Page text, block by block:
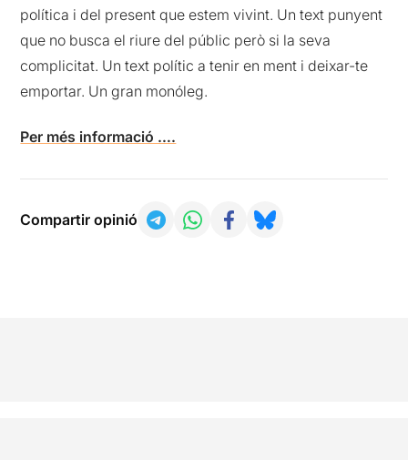
política i del present que estem vivint. Un text punyent
que no busca el riure del públic però si la seva
complicitat. Un text polític a tenir en ment i deixar-te
emportar. Un gran monóleg.
Per més informació ….
Compartir opinió